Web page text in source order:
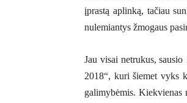
įprastą aplinką, tačiau
nulemiantys žmogaus
Jau visai netrukus,
2018“, kuri šiemet vyks
galimybėmis. Kiekvienas